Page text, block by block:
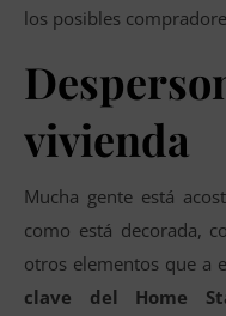
los posibles
vivienda
Mucha gente está
como está decorada,
otros elementos que a
clave del Home